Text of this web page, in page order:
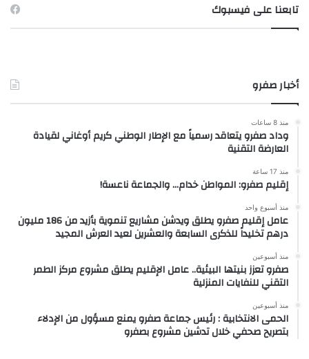
تابعنا على فيسبوك
أخبار صفرو
منذ 8 ساعات
وداد صفرو يتعاقد رسمياً مع الإطار الوطني كريم أوغاني لقيادة
العارضة التقنية
منذ 17 ساعة
إقليم صفرو: المواطن خدام… والجماعة ناعسة!
منذ أسبوع واحد
عامل إقليم صفرو يطلق ويدشن مشاريع تنموية بأزيد من 186 مليون
درهم تخليداً للذكرى السابعة والعشرين لعيد العرش المجيد
منذ أسبوعين
صفرو تعزز بنيتها البيئية.. عامل الإقليم يطلق مشروع مركز الطمر
التقني للنفايات المنزلية
منذ أسبوعين
الحمى الانتخابية : رئيس جماعة صفرو يمنع مسؤول من الإدلاء
بتصريح صحفي خلال تدشين مشروع بصفرو